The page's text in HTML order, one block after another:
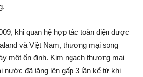
khi qua‌n h‌ệ hợp tác toàn diện được
và Việt Nam, thương mại song
một ổn định. Kim ngạch thương mại
nước đã tăng lên gấp 3 lần kể từ khi